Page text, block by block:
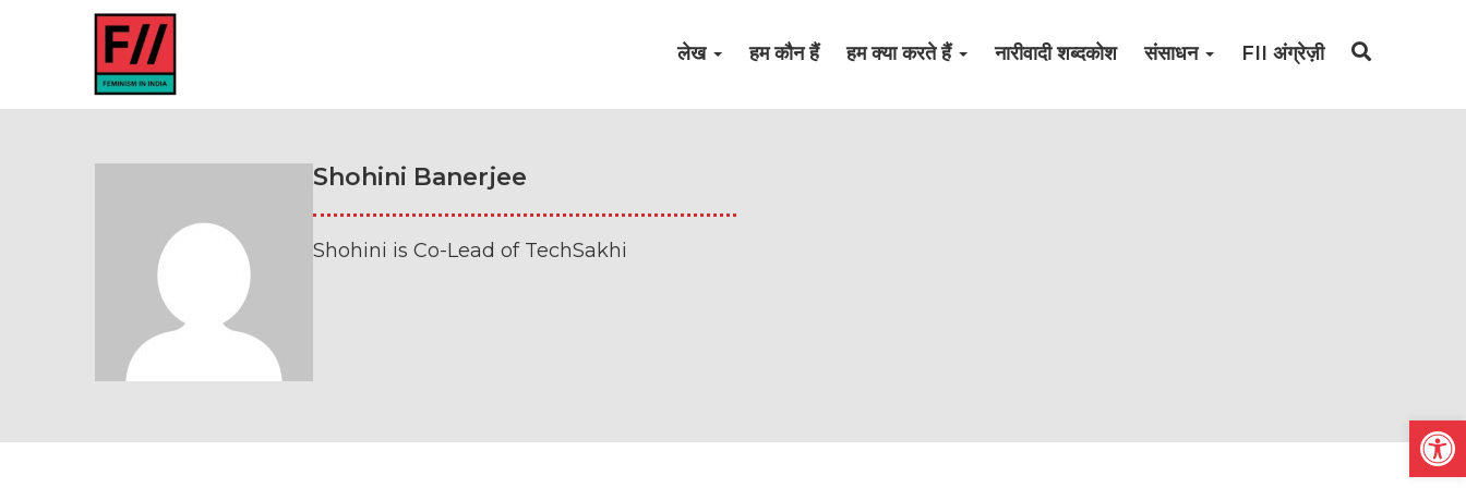
लेख हम कौन हैं हम क्या करते हैं नारीवादी शब्दकोश संसाधन FII अंग्रेज़ी
Shohini Banerjee
Shohini is Co-Lead of TechSakhi